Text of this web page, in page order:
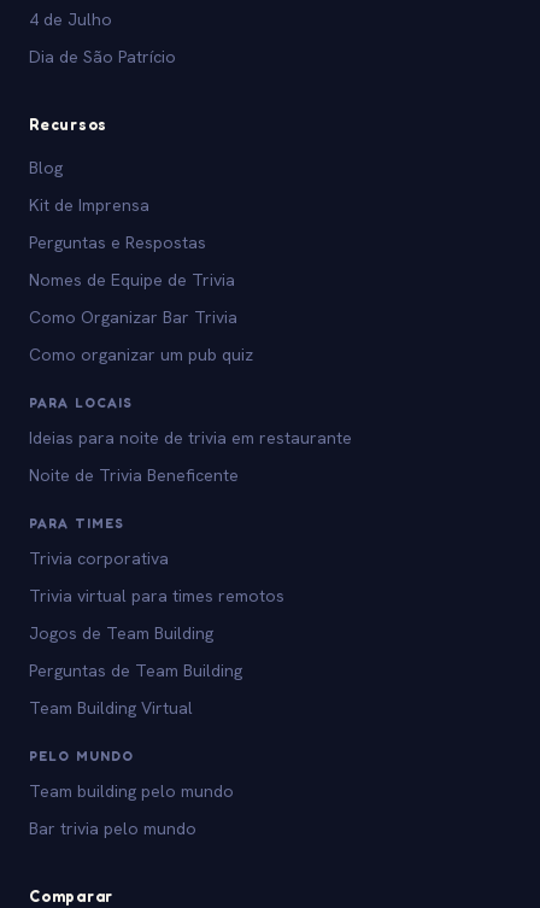
4 de Julho
Dia de São Patrício
Recursos
Blog
Kit de Imprensa
Perguntas e Respostas
Nomes de Equipe de Trivia
Como Organizar Bar Trivia
Como organizar um pub quiz
PARA LOCAIS
Ideias para noite de trivia em restaurante
Noite de Trivia Beneficente
PARA TIMES
Trivia corporativa
Trivia virtual para times remotos
Jogos de Team Building
Perguntas de Team Building
Team Building Virtual
PELO MUNDO
Team building pelo mundo
Bar trivia pelo mundo
Comparar